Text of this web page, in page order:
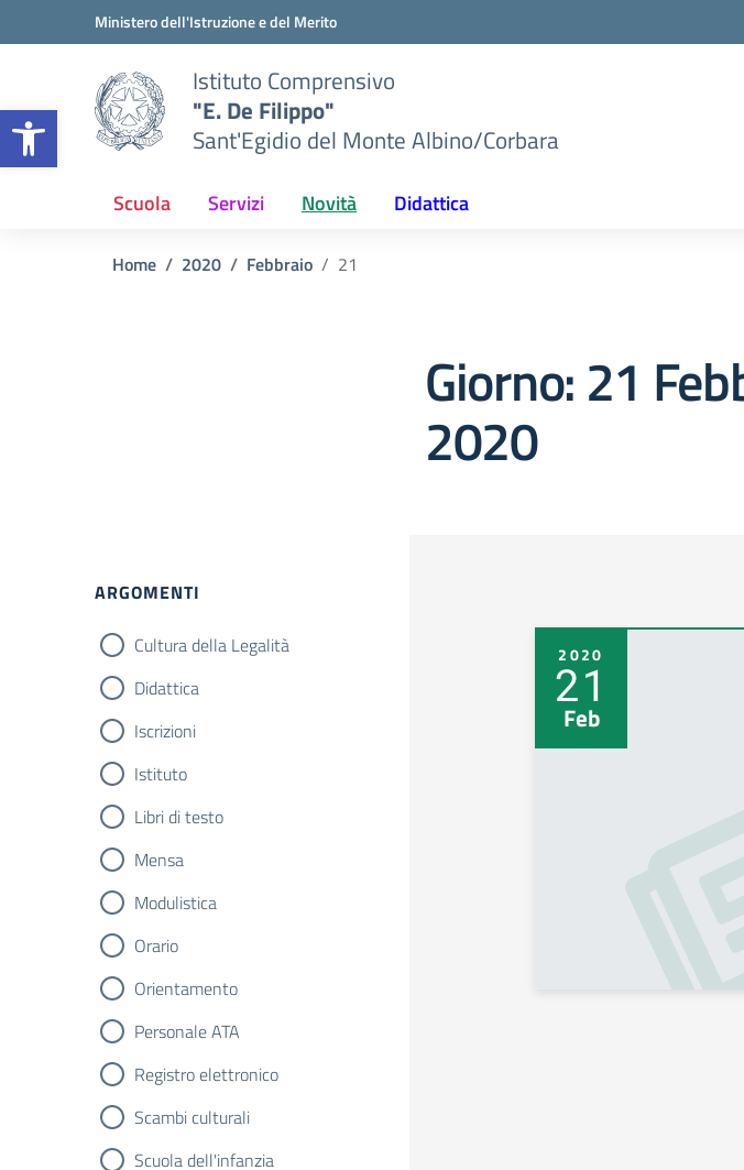
Apri la barra degli strumenti
Vai ai contenuti
Vai al menu di navigazioneMinistero dell'Istruzione e del Merito
Istituto Comprensivo
"E. De Filippo"
Sant'Egidio del Monte Albino/Corbara
Scuola Servizi Novità Didattica
Home 2020 Febbraio 21
Giorno:21
2020
ARGOMENTI
Cultura della Legalità
Didattica
Iscrizioni
Istituto
Libri di testo
Mensa
Modulistica
Orario
Orientamento
Personale ATA
Registro elettronico
Scambi culturali
Scuola dell'infanzia
2020
21
Feb